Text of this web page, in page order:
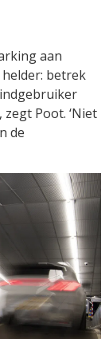
aan
betrek
Poot. ‘Niet
de